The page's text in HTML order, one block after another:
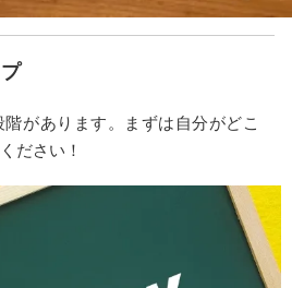
があります。まずは自分がどこ
ださい！